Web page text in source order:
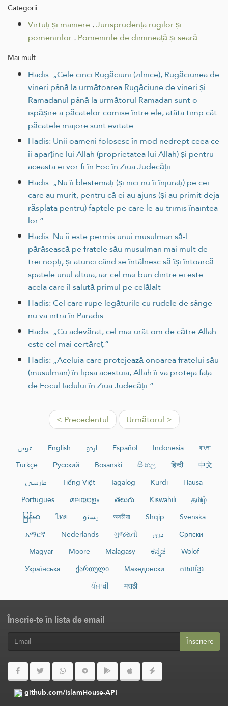
Categorii
Virtuți și maniere .Jurisprudența rugilor și
pomenirilor.Pomenirile de dimineață și seară
Mai mult
Hadis: „Cele cinci Rugăciuni (zilnice), Rugăciunea de
vineri până la următoarea Rugăciune de vineri și
Ramadanul până la următorul Ramadan sunt o
ispășire a păcatelor comise între ele, atâta timp cât
păcatele majore sunt evitate
Hadis: Unii oameni folosesc în mod nedrept ceea ce
îi aparține lui Allah (proprietatea lui Allah) și pentru
aceasta ei vor fi în Foc în Ziua Judecății
Hadis: „Nu îi blestemați (și nici nu îi înjurați) pe cei
care au murit, pentru că ei au ajuns (și au primit deja
răsplata pentru) faptele pe care le-au trimis înaintea
lor.”
Hadis: Nu îi este permis unui musulman să-l
părăsească pe fratele său musulman mai mult de
trei nopți, și atunci când se întâlnesc să își întoarcă
spatele unul altuia; iar cel mai bun dintre ei este
acela care îl salută primul pe celălalt
Hadis: Cel care rupe legăturile cu rudele de sânge
nu va intra în Paradis
Hadis: „Cu adevărat, cel mai urât om de către Allah
este cel mai certăreț.”
Hadis: „Aceluia care protejează onoarea fratelui său
(musulman) în lipsa acestuia, Allah îi va proteja fața
de Focul Iadului în Ziua Judecății.”
< Precedentul Următorul >
عربي English اردو Español Indonesia
বাংলা
Türkçe
Русский Bosanski සිංහල हिन्दी
中文
فارسی
Tiếng Việt Tagalog Kurdî
Hausa
Português
മലയാളം తెలుగు Kiswahili
தமிழ்
မြန်မာ
ไทย پښتو অসমীয়া Shqip
Svenska
አማርኛ
Nederlands ગુજરાતી دری
Српски
Magyar
Moore Malagasy ಕನ್ನಡ
Wolof
Українська
ქართული Македонски
ភាសាខ្មែរ
ਪੰਜਾਬੀ
मराठी
Înscrie-te în lista de email
Înscriere
github.com/IslamHouse-API